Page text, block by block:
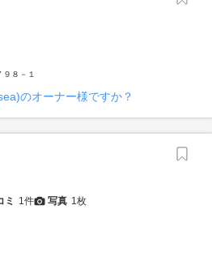
８－１
のオーナー様ですか？
ミ 1件 写真 1枚